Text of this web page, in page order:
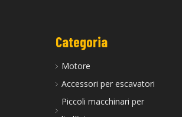
Categoria
Motore
Accessori per escavatori
Piccoli macchinari per